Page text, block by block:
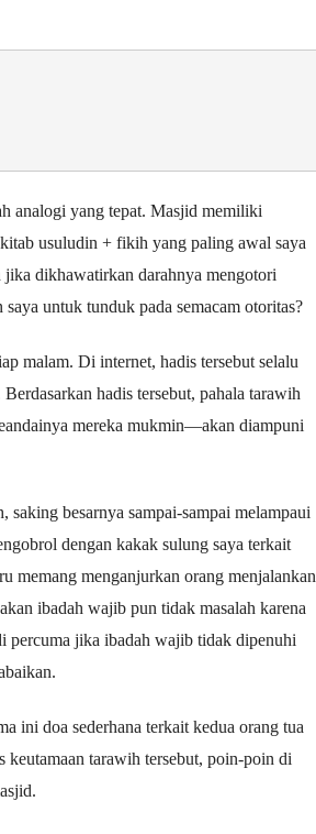
analogi yang tepat. Masjid memiliki
usuludin + fikih yang paling awal saya
dikhawatirkan darahnya mengotori
untuk tunduk pada semacam otoritas?
malam. Di internet, hadis tersebut selalu
Berdasarkan hadis tersebut, pahala tarawih
mereka mukmin—akan diampuni
saking besarnya sampai-sampai melampaui
dengan kakak sulung saya terkait
memang menganjurkan orang menjalankan
ibadah wajib pun tidak masalah karena
percuma jika ibadah wajib tidak dipenuhi
ini doa sederhana terkait kedua orang tua
tarawih tersebut, poin-poin di